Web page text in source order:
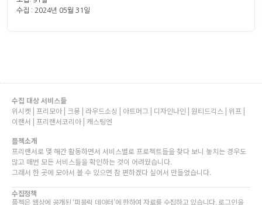
수집 : 2024년 05월 31일
수집 대상 서비스들
위시켓 | 프리모아 | 크몽 | 라우드소싱 | 아트머그 | 디자인나인 | 원티드긱스 | 위프 |
이랜서 | 프리랜서코리아 | 캐스팅엔
플젝소개
프리랜서로 몇 해간 활동하면서 서비스별로 프로젝트들을 찾다 보니 놓치는 경우도
많고 매번 모든 서비스들을 확인하는 것이 어려웠습니다.
그래서 한 곳에 모아서 볼 수 있으면 참 편하겠다 싶어서 만들었습니다.
수집정책
플젝은 웹상에 공개된 ‘퍼블릭 데이터’에 한하여 자료를 수집하고 있습니다. 로그인을